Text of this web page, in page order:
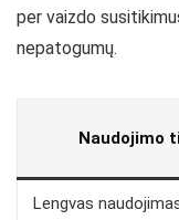
per vaizdo
nepatogumų.
Naudojimo
Lengvas